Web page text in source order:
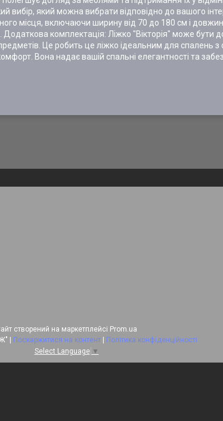
вибір, який можна вибрати відповідно до вашого
місця, включаючи ширину від 70 до 180 см і
Додаткова комплектація: Ліжко "Вікторія" може
Це робить це ліжко ідеальним для спалень
Вона надає вашій спальні елегантності та
створений на маркетплейсі Prom.ua
Поскаржитися на контент
Політика конфіденційності
Select Language ▼